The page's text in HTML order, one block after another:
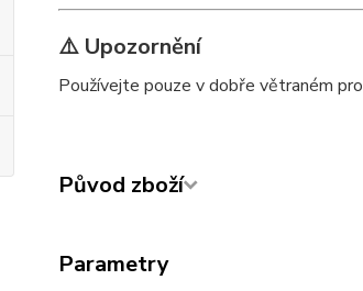
⚠️ Upozornění
Používejte pouze v dobře větraném
Původ zboží
Parametry